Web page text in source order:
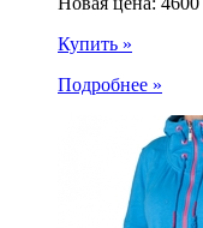
Купить »
Подробнее »